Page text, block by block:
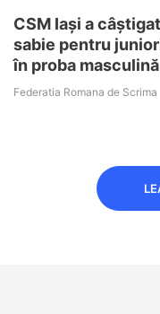
CSM Iași a
sabie pentru
în proba
Federatia Romana de Scrima